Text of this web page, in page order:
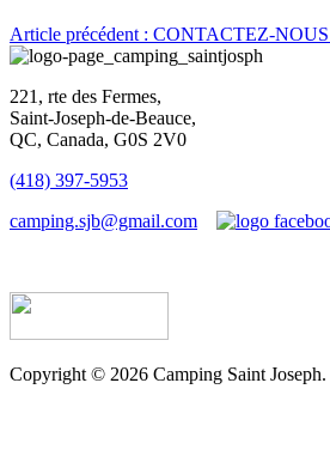
Article précédent : CONTACTEZ-NOUS
221, rte des Fermes,
Saint-Joseph-de-Beauce,
QC, Canada, G0S 2V0
(418) 397-5953
camping.sjb@gmail.com
Copyright © 2026 Camping Saint Joseph.